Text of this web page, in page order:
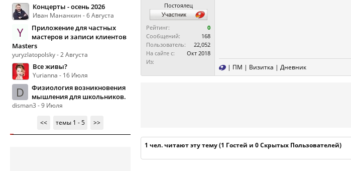
Концерты - осень 2026
Иван Мананкин - 6 Августа
Y
Приложение для частных
мастеров и записи клиентов
Masters
yuryzlatopolsky - 2 Августа
Все живы?
Yurianna - 16 Июля
D
Физиология возникновения
мышления для школьников.
disman3 - 9 Июля
<<
темы 1 - 5 >>
Постоялец
Рейтинг:
0
Сообщений:
168
Пользователь:
22,052
На сайте с:
Окт 2018
Из:
| ПМ | Визитка | Дневник
1 чел. читают эту тему (1 Гостей и 0 Скрытых Пользователей)